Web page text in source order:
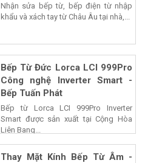
Nhận sửa bếp từ, bếp điện từ nhập
khẩu và xách tay từ Châu Âu tại nhà,...
Bếp Từ Đức Lorca LCI 999Pro
Công nghệ Inverter Smart -
Bếp Tuấn Phát
Bếp từ Lorca LCI 999Pro Inverter
Smart được sản xuất tại Cộng Hòa
Liên Bang...
Thay Mặt Kính Bếp Từ Âm -